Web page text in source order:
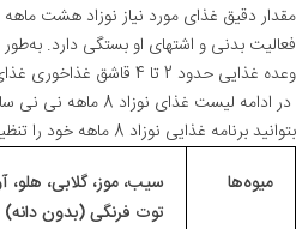
مقدار دقیق غذای مورد نیاز نوزاد هشت ماهه
فعالیت بدنی و اشتهای او بستگی دارد.
وعده غذایی حدود 2 تا 4 قاشق غذاخوری غذای جامد مصرف می‌کند.
در ادامه لیست غذای
بتوانید برنامه غذایی نوزاد 8 ماهه خود را تنظیم کنید.
میوه‌ها
سیب، موز، گلابی، هلو،
توت فرنگی (بدون دانه)